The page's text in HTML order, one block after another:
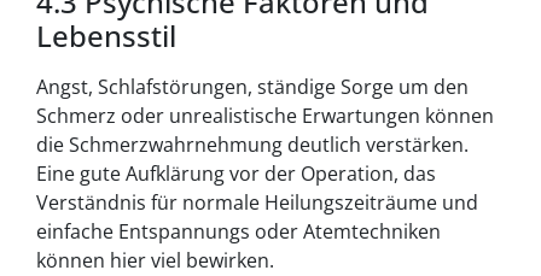
Lebensstil
Angst, Schlafstörungen, ständige Sorge um den
Schmerz oder unrealistische Erwartungen können
die Schmerzwahrnehmung deutlich verstärken.
Eine gute Aufklärung vor der Operation, das
Verständnis für normale Heilungszeiträume und
einfache Entspannungs oder Atemtechniken
können hier viel bewirken.